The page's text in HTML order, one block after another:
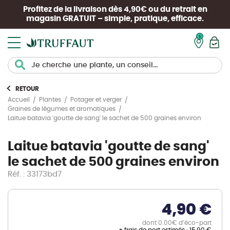
Profitez de la livraison dès 4,90€ ou du retrait en
magasin GRATUIT – simple, pratique, efficace.
RETOUR
Accueil
Plantes
Potager et verger
Graines de légumes et aromatiques
Laitue batavia 'goutte de sang' le sachet de 500 graines environ
Laitue batavia 'goutte de sang'
le sachet de 500 graines environ
Réf. : 33173bd7
4,90 €
dont 0.00€ d’éco-part